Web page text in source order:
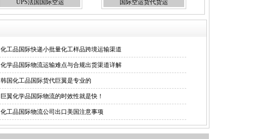
UPS法国国际空运 国际空运货代货运
化工品国际快递小批量化工样品跨境运输渠道
化学品国际物流运输难点与合规出货渠道详解
韩国化工品国际货代巨翼是专业的
巨翼化学品国际物流的时效性就是快！
化工品国际物流公司出口美国注意事项